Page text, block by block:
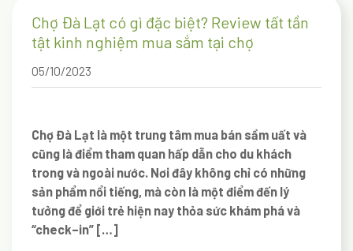
TIN TỨC
LIÊN HỆ
Chợ Đà Lạt có gì đặc biệt? Review tất tần
tật kinh nghiệm mua sắm tại chợ
05/10/2023
Chợ Đà Lạt là một trung tâm mua bán sầm uất và
cũng là điểm tham quan hấp dẫn cho du khách
trong và ngoài nước. Nơi đây không chỉ có những
sản phẩm nổi tiếng, mà còn là một điểm đến lý
tưởng để giới trẻ hiện nay thỏa sức khám phá và
“check–in” […]